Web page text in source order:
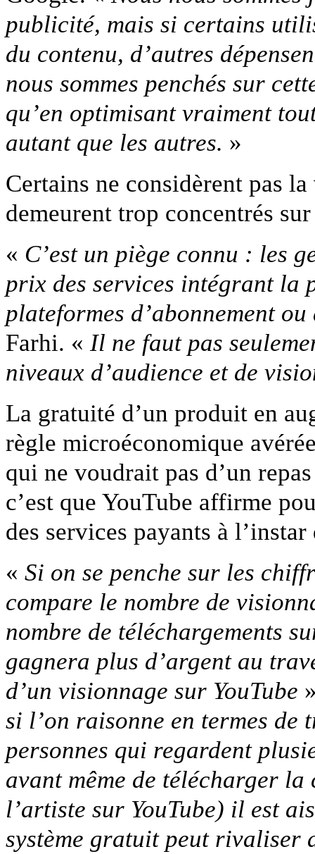
publicité, mais si certains
du contenu, d’autres
nous sommes penchés sur
qu’en optimisant vraiment
autant que les autres. »
Certains ne considèrent pas
demeurent trop concentrés
« C’est un piège connu : les
prix des services intégrant la
plateformes d’abonnement
Farhi. « Il ne faut pas
niveaux d’audience et de
La gratuité d’un produit en
règle microéconomique
qui ne voudrait pas d’un
c’est que YouTube affirme
des services payants à l’instar
« Si on se penche sur les
compare le nombre de
nombre de téléchargements
gagnera plus d’argent au
d’un visionnage sur YouTube
si l’on raisonne en termes de
personnes qui regardent
avant même de télécharger la
l’artiste sur YouTube) il est
système gratuit peut rivaliser